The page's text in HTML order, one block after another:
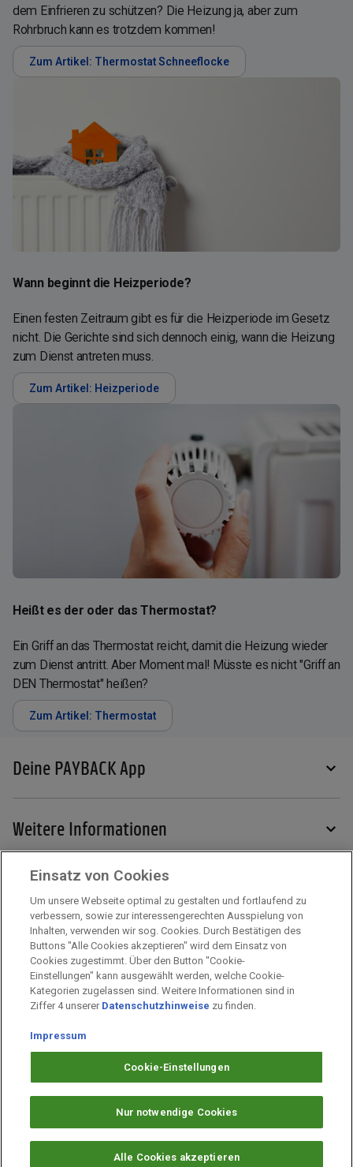
dem Einfrieren zu schützen? Die Heizung ja, aber zum
Rohrbruch kann es trotzdem kommen!
Zum Artikel: Thermostat Schneeflocke
Wann beginnt die Heizperiode?
Einen festen Zeitraum gibt es für die Heizperiode im Gesetz
nicht. Die Gerichte sind sich dennoch einig, wann die Heizung
zum Dienst antreten muss.
Zum Artikel: Heizperiode
Heißt es der oder das Thermostat?
Ein Griff an das Thermostat reicht, damit die Heizung wieder
zum Dienst antritt. Aber Moment mal! Müsste es nicht "Griff an
DEN Thermostat" heißen?
Zum Artikel: Thermostat
Deine PAYBACK App
Weitere Informationen
Mehr zu PAYBACK
Impressum
Arbeiten bei PAYBACK
Datenschutz
Einsatz von Cookies
Um unsere Webseite optimal zu gestalten und fortlaufend zu
verbessern, sowie zur interessengerechten Ausspielung von
Inhalten, verwenden wir sog. Cookies. Durch Bestätigen des
Buttons "Alle Cookies akzeptieren" wird dem Einsatz von
Cookies zugestimmt. Über den Button "Cookie-
Einstellungen" kann ausgewählt werden, welche Cookie-
Kategorien zugelassen sind. Weitere Informationen sind in
Ziffer 4 unserer Datenschutzhinweise zu finden.
Impressum
Cookie-Einstellungen
Nur notwendige Cookies
Alle Cookies akzeptieren